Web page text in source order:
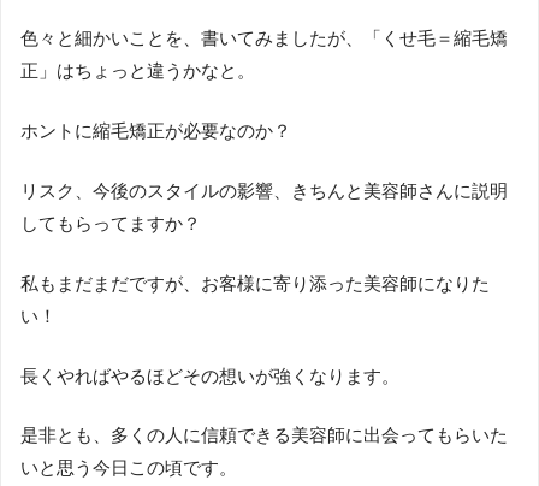
色々と細かいことを、書いてみましたが、「くせ毛＝縮毛矯
正」はちょっと違うかなと。
ホントに縮毛矯正が必要なのか？
リスク、今後のスタイルの影響、きちんと美容師さんに説明
してもらってますか？
私もまだまだですが、お客様に寄り添った美容師になりた
い！
長くやればやるほどその想いが強くなります。
是非とも、多くの人に信頼できる美容師に出会ってもらいた
いと思う今日この頃です。